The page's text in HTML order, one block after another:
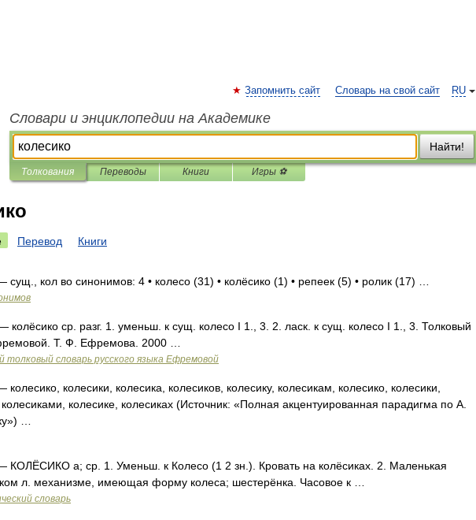
RU
Запомнить сайт Словарь на свой сайт
Словари и энциклопедии на Академике
Найти!
Толкования Переводы Книги Игры ⚽
Перевод Книги
сущ., кол во синонимов: 4 • колесо (31) • колёсико (1) • репеек (5) • ролик (17) …
колёсико ср. разг. 1. уменьш. к сущ. колесо I 1., 3. 2. ласк. к сущ. колесо I 1., 3. Толковый
Т. Ф. Ефремова. 2000 …
толковый словарь русского языка Ефремовой
колесико, колесики, колесика, колесиков, колесику, колесикам, колесико, колесики,
колесике, колесиках (Источник: «Полная акцентуированная парадигма по А.
…
КОЛЁСИКО а; ср. 1. Уменьш. к Колесо (1 2 зн.). Кровать на колёсиках. 2. Маленькая
л. механизме, имеющая форму колеса; шестерёнка. Часовое к …
словарь